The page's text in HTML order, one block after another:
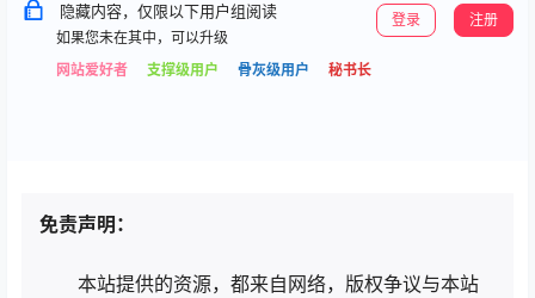
隐藏内容，仅限以下用户组阅读
如果您未在其中，可以升级
网站爱好者
支撑级用户 骨灰级用户 秘书长
登录 注册
免责声明：
本站提供的资源，都来自网络，版权争议与本站